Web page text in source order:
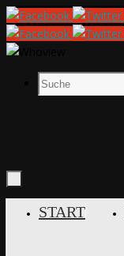
Zum
Inhalt
springen
Suchen
INHALT
START